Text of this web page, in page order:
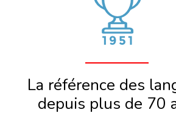
La référence des
depuis plus de 70